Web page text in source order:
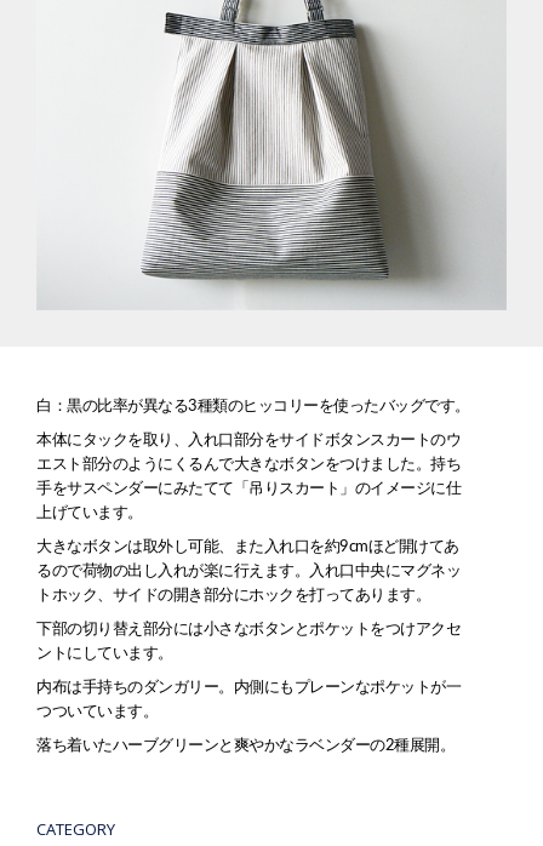
白：黒の比率が異なる3種類のヒッコリーを使ったバッグです。
本体にタックを取り、入れ口部分をサイドボタンスカートのウ
エスト部分のようにくるんで大きなボタンをつけました。持ち
手をサスペンダーにみたてて「吊りスカート」のイメージに仕
上げています。
大きなボタンは取外し可能、また入れ口を約9cmほど開けてあ
るので荷物の出し入れが楽に行えます。入れ口中央にマグネッ
トホック、サイドの開き部分にホックを打ってあります。
下部の切り替え部分には小さなボタンとポケットをつけアクセ
ントにしています。
内布は手持ちのダンガリー。内側にもプレーンなポケットが一
つついています。
落ち着いたハーブグリーンと爽やかなラベンダーの2種展開。
CATEGORY